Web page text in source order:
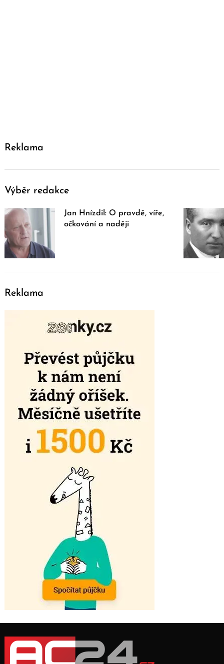
Reklama
Výběr redakce
Jan Hnízdil: O pravdě, víře,
očkování a naději
Reklama